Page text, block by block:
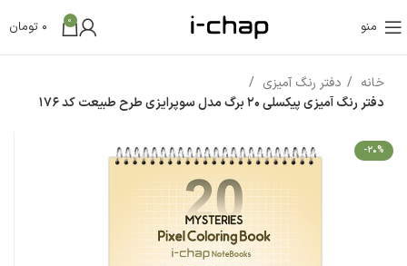
منو 0
0 تومان
خانه
دفتر رنگ آمیزی
دفتر رنگ آمیزی پیکسلی 20 برگ مدل سوپرایزی طرح طبیعت کد 176
-20%